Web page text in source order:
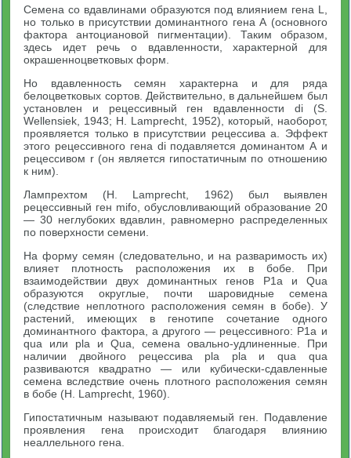
Семена со вдавлинами образуются под влиянием гена L,
но только в присутствии доминантного гена А (основного
фактора антоциановой пигментации). Таким образом,
здесь идет речь о вдавленности, характерной для
окрашенноцветковых форм.
Но вдавленность семян характерна и для ряда
белоцветковых сортов. Действительно, в дальнейшем был
установлен и рецессивный ген вдавленности di (S.
Wellensiek, 1943; Н. Lamprecht, 1952), который, наоборот,
проявляется только в присутствии рецессива а. Эффект
этого рецессивного гена di подавляется доминантом А и
рецессивом r (он является гипостатичным по отношению
к ним).
Лампрехтом (Н. Lamprecht, 1962) был выявлен
рецессивный ген mifo, обусловливающий образование 20
— 30 неглубоких вдавлин, равномерно распределенных
по поверхности семени.
На форму семян (следовательно, и на разваримость их)
влияет плотность расположения их в бобе. При
взаимодействии двух доминантных генов Р1а и Qua
образуются округлые, почти шаровидные семена
(следствие неплотного расположения семян в бобе). У
растений, имеющих в генотипе сочетание одного
доминантного фактора, а другого — рецессивного: Р1а и
qua или pla и Qua, семена овально-удлиненные. При
наличии двойного рецессива pla pla и qua qua
развиваются квадратно — или кубически-сдавленные
семена вследствие очень плотного расположения семян
в бобе (Н. Lamprecht, 1960).
Гипостатичным называют подавляемый ген. Подавление
проявления гена происходит благодаря влиянию
неаллельного гена.